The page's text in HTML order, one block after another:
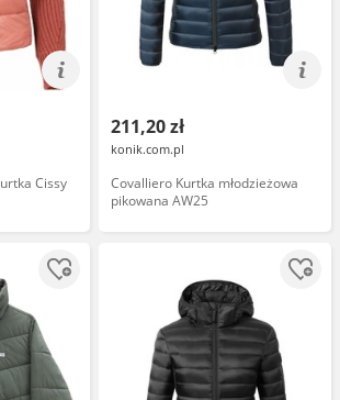
Cissy
211,20 zł
konik.com.pl
Covalliero Kurtka młodzieżowa
pikowana AW25